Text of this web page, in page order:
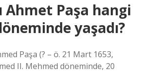
Ahmet Paşa hangi
yaşadı?
Paşa (? – ö. 21 Mart 1653,
II. Mehmed döneminde, 20